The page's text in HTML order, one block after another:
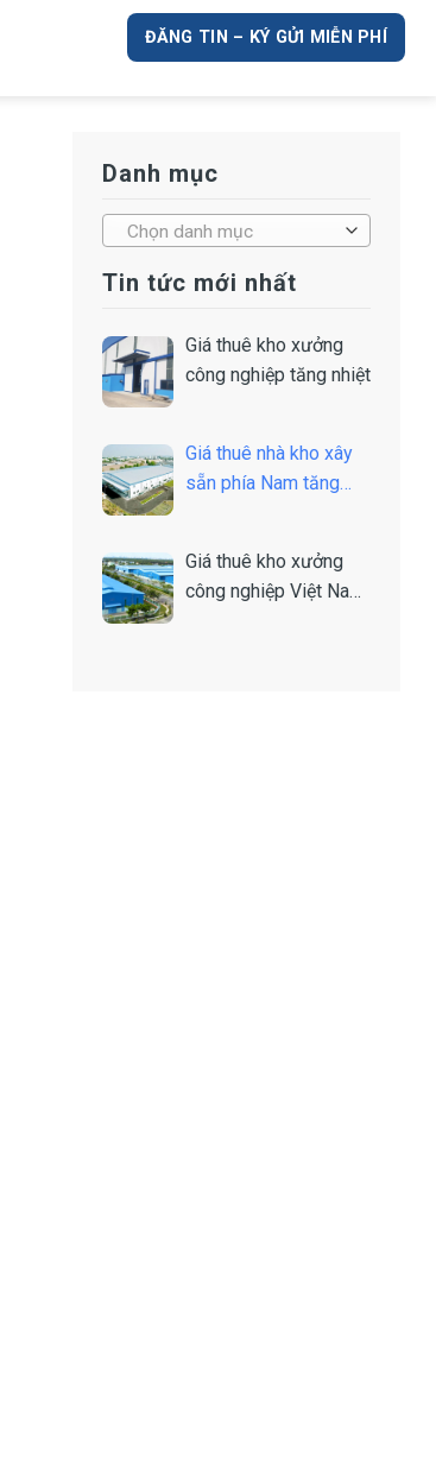
ĐĂNG TIN – KÝ GỬI MIỄN PHÍ
Danh mục
Chọn danh mục
Tin tức mới nhất
Giá thuê kho xưởng
công nghiệp tăng nhiệt
Giá thuê nhà kho xây
sẵn phía Nam tăng
Giá thuê kho xưởng
công nghiệp Việt Nam